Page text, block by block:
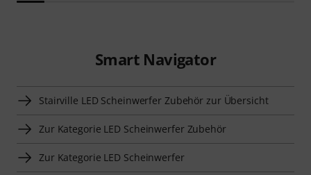
Smart Navigator
Stairville LED Scheinwerfer Zubehör zur Übersicht
Zur Kategorie LED Scheinwerfer Zubehör
Zur Kategorie LED Scheinwerfer